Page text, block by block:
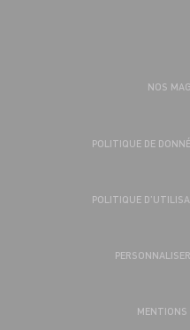
NOS
POLITIQUE DE
POLITIQUE
MENTIONS